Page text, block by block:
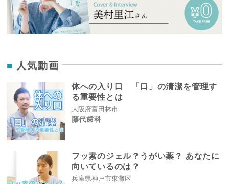
人気動画
体への入り口 「口」の清潔を管理す
る重要性とは
大阪府富田林市
藤代歯科
フッ素のジェル？うがい薬？ あなたに
向いているのは？
兵庫県神戸市東灘区